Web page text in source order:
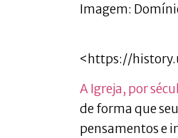
Imagem:
<https://
A Igreja, por
de forma que
pensamentos e